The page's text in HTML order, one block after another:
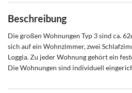
Beschreibung
Die großen Wohnungen Typ 3 sind ca.
sich auf ein Wohnzimmer, zwei
Loggia. Zu jeder Wohnung gehört ein
Die Wohnungen sind individuell